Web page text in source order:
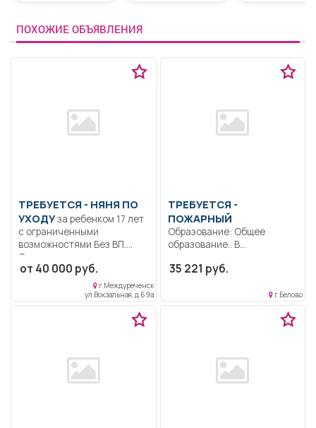
ПОХОЖИЕ ОБЪЯВЛЕНИЯ
ТРЕБУЕТСЯ - НЯНЯ ПО
УХОДУза ребенком 17 лет
с ограниченными
возможностями Без ВП.
Ответственная,...
от 40 000 руб.
г Междуреченск
ул Вокзальная, д 69а
ТРЕБУЕТСЯ -
ПОЖАРНЫЙ
Образование: Общее
образование.. В
должностной инструкцией
35 221 руб.
г Белово